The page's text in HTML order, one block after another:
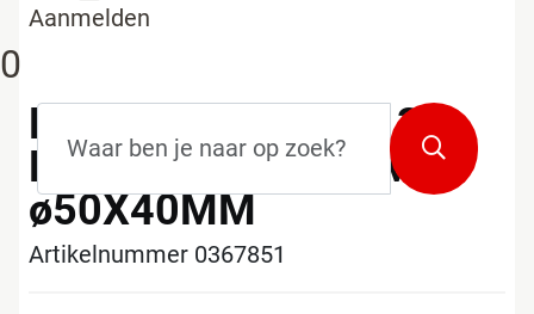
Aanmelden
0
Zoeken
PIPELIFE MASTER 3
PLUS T-STUK 45° MS
ø50X40MM
Artikelnummer 0367851